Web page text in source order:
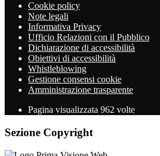
Cookie policy
Note legali
Informativa Privacy
Ufficio Relazioni con il Pubblico
Dichiarazione di accessibilità
Obiettivi di accessibilità
Whistleblowing
Gestione consensi cookie
Amministrazione trasparente
Pagina visualizzata 962 volte
Sezione Copyright